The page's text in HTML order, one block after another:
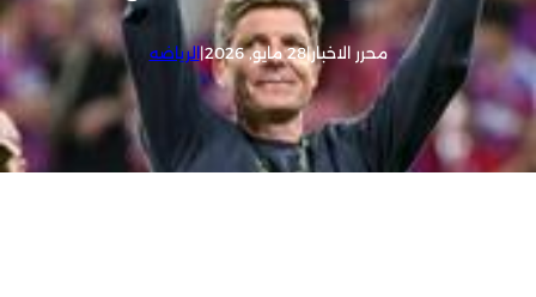
محرر الاخبار|28 مايو, 2026 |الرياضه